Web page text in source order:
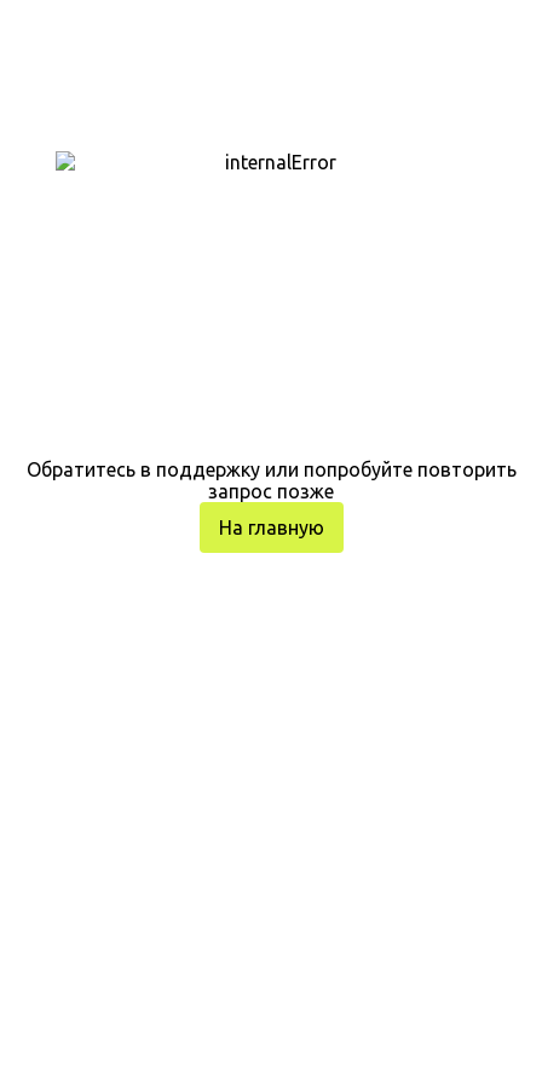
Обратитесь в поддержку или попробуйте повторить
запрос позже
На главную